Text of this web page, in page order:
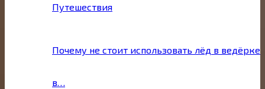
Путешествия
Почему не стоит использовать лёд в ведёрке
в…